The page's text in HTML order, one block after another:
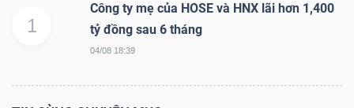
1
Công ty mẹ của HOSE và HNX lãi hơn 1,400
tỷ đồng sau 6 tháng
04/08 18:39
thông